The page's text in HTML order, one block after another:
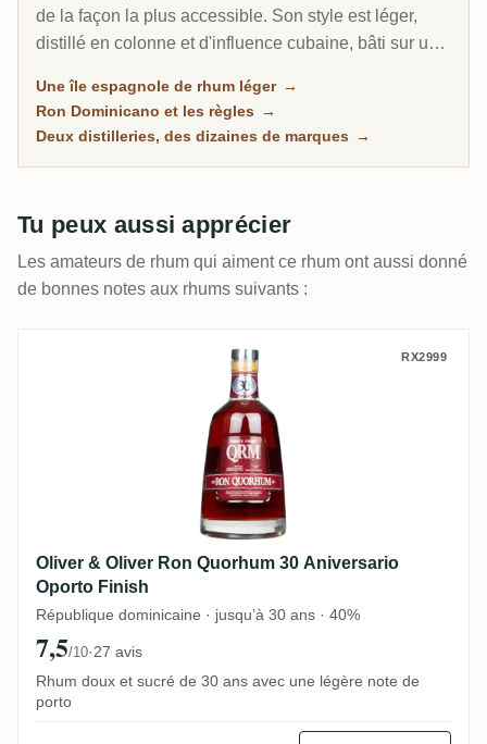
de la façon la plus accessible. Son style est léger,
distillé en colonne et d'influence cubaine, bâti sur un
sur le funk lourd de la Jamaïque ou de la Guyane.
Des dizaines de marques familières remplissent les
Une île espagnole de rhum léger →
Ron Dominicano et les règles →
Deux distilleries, des dizaines de marques →
Tu peux aussi apprécier
Les amateurs de rhum qui aiment ce rhum ont aussi donné
de bonnes notes aux rhums suivants :
Oliver & Oliver Ron Quorhum 30 RX2999
Oliver & Oliver Ron Quorhum 30 Aniversario
Oporto Finish
République dominicaine · jusqu’à 30 ans · 40%
7,5/10·27 avis
Rhum doux et sucré de 30 ans avec une légère note de
porto